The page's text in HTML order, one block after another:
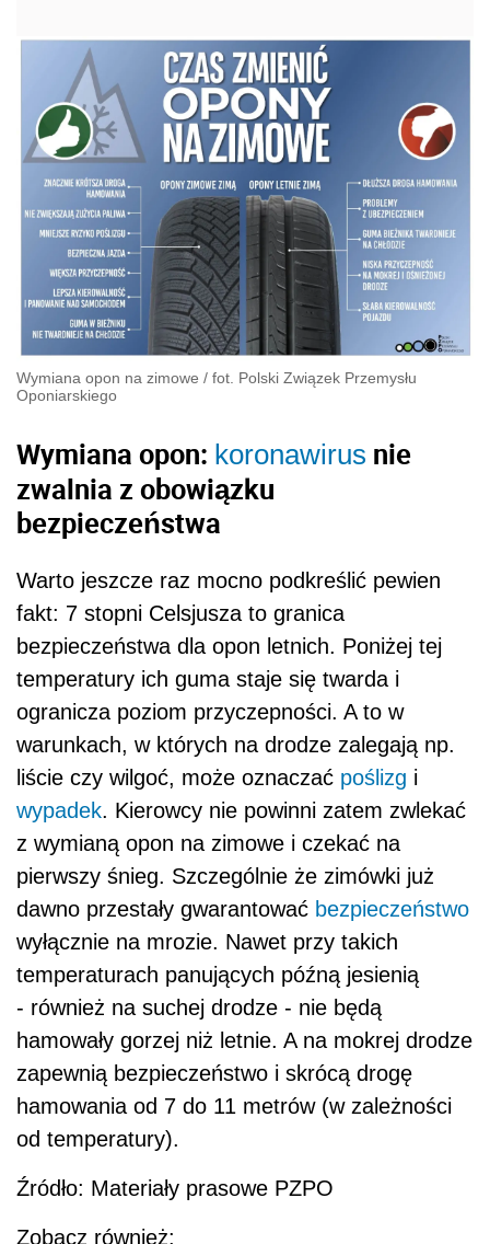
Wymiana opon na zimowe / fot. Polski Związek Przemysłu
Oponiarskiego
Wymiana opon: koronawirus nie
zwalnia z obowiązku
bezpieczeństwa
Warto jeszcze raz mocno podkreślić pewien
fakt: 7 stopni Celsjusza to granica
bezpieczeństwa dla opon letnich. Poniżej tej
temperatury ich guma staje się twarda i
ogranicza poziom przyczepności. A to w
warunkach, w których na drodze zalegają np.
liście czy wilgoć, może oznaczać poślizg i
wypadek. Kierowcy nie powinni zatem zwlekać
z wymianą opon na zimowe i czekać na
pierwszy śnieg. Szczególnie że zimówki już
dawno przestały gwarantować bezpieczeństwo
wyłącznie na mrozie. Nawet przy takich
temperaturach panujących późną jesienią
- również na suchej drodze - nie będą
hamowały gorzej niż letnie. A na mokrej drodze
zapewnią bezpieczeństwo i skrócą drogę
hamowania od 7 do 11 metrów (w zależności
od temperatury).
Źródło: Materiały prasowe PZPO
Zobacz również: